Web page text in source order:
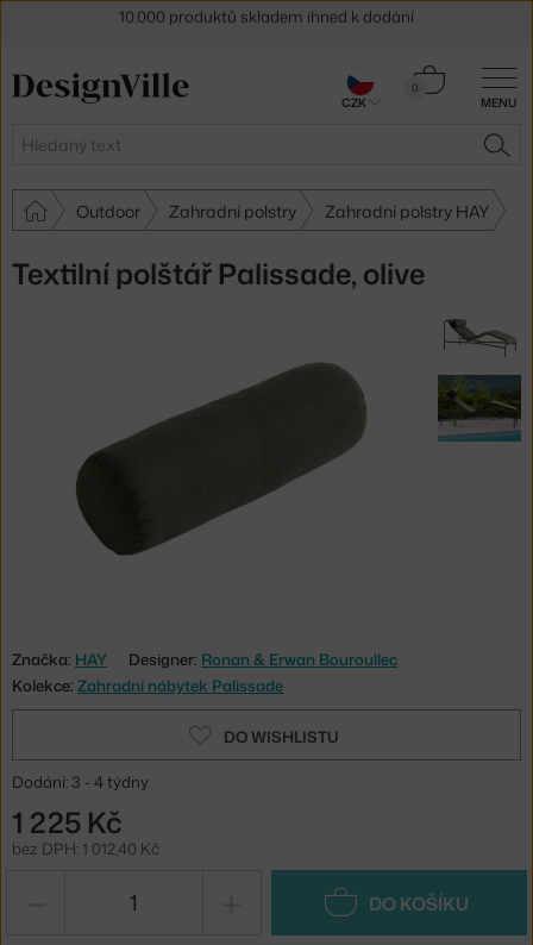
MENU
Hledat
0
Košík
Outdoor Zahradní polstry Zahradní polstry HAY
Textilní polštář Palissade, olive
Značka: HAY Designer: Ronan & Erwan Bouroullec
Kolekce: Zahradní nábytek Palissade
DO WISHLISTU
Dodání: 3 - 4 týdny
1 225 Kč
bez DPH: 1 012,40 Kč
DO KOŠÍKU
30 dní na vrácení zboží
CZK